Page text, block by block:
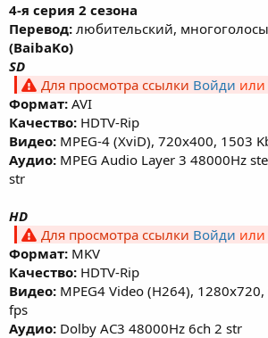
4-я серия 2 сезона
Перевод: любительский,
(BaibaKo)
SD
Для просмотра ссылки Войди или
Формат: AVI
Качество: HDTV-Rip
Видео: MPEG-4 (XviD), 720х400, 1503
Аудио: MPEG Audio Layer 3 48000Hz
str
HD
Для просмотра ссылки Войди или
Формат: MKV
Качество: HDTV-Rip
Видео: MPEG4 Video (H264),
fps
Аудио: Dolby AC3 48000Hz 6ch 2 str